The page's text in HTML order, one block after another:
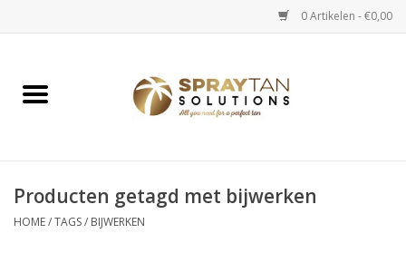
0 Artikelen - €0,00
Home
Spray Tan Starterspakketten
Producten getagd met bijwerken
HOME/TAGS/ BIJWERKEN